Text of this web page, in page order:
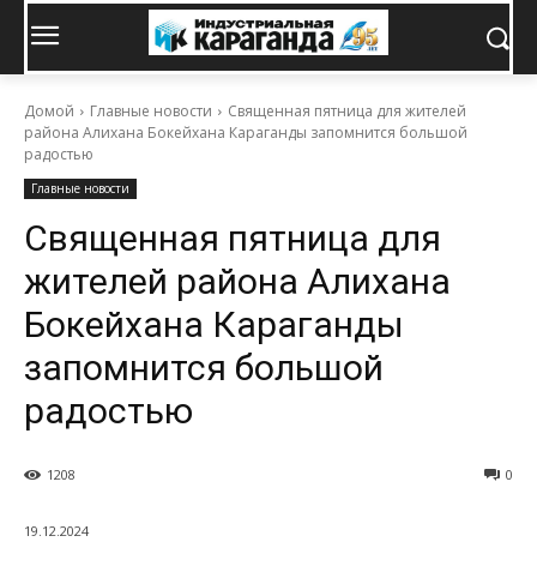
Домой Главные новости
Священная пятница для жителей
района Алихана Бокейхана Караганды запомнится большой
радостью
Главные новости
Священная пятница для
жителей района Алихана
Бокейхана Караганды
запомнится большой
радостью
0
1208
19.12.2024